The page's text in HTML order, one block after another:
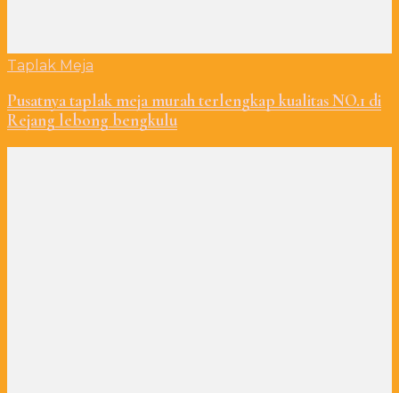
Taplak Meja
Pusatnya taplak meja murah terlengkap kualitas NO.1 di
Rejang lebong bengkulu